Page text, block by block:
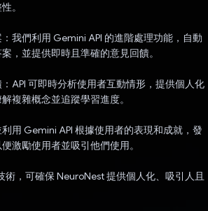
。
我們利用 Gemini API 的進階處理功能，自動
，並提供即時且準確的意見回饋。
API 可即時分析使用者互動情形，提供個人化
複雜概念並追蹤學習進度。
用 Gemini API 根據使用者的表現和成就，發
激勵使用者並吸引他們使用。
術，可確保 NeuroNest 提供個人化、吸引人且